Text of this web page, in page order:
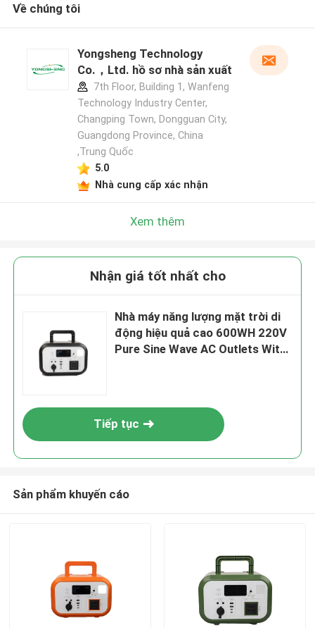
Về chúng tôi
Yongsheng Technology
Co.，Ltd. hồ sơ nhà sản xuất
7th Floor, Building 1, Wanfeng
Technology Industry Center,
Changping Town, Dongguan City,
Guangdong Province, China
,Trung Quốc
5.0
Nhà cung cấp xác nhận
Xem thêm
Nhận giá tốt nhất cho
Nhà máy năng lượng mặt trời di
động hiệu quả cao 600WH 220V
Pure Sine Wave AC Outlets With
Tiếp tục
Sản phẩm khuyến cáo